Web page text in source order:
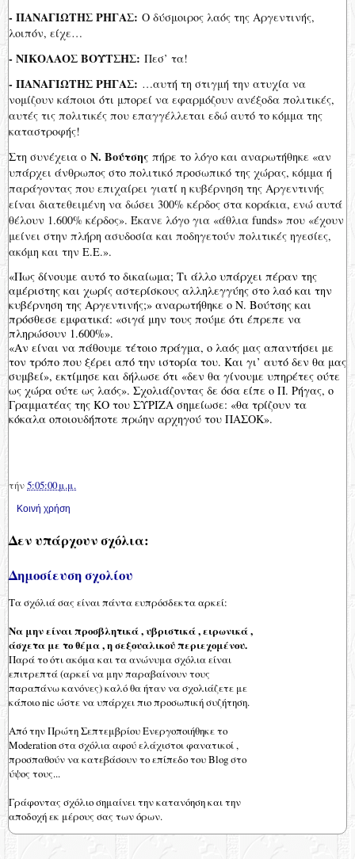
- ΠΑΝΑΓΙΩΤΗΣ ΡΗΓΑΣ: Ο δύσμοιρος λαός της Αργεντινής,
λοιπόν, είχε…
- ΝΙΚΟΛΑΟΣ ΒΟΥΤΣΗΣ: Πεσ’ τα!
- ΠΑΝΑΓΙΩΤΗΣ ΡΗΓΑΣ: …αυτή τη στιγμή την ατυχία να
νομίζουν κάποιοι ότι μπορεί να εφαρμόζουν ανέξοδα πολιτικές,
αυτές τις πολιτικές που επαγγέλλεται εδώ αυτό το κόμμα της
καταστροφής!
Στη συνέχεια ο Ν. Βούτσης πήρε το λόγο και αναρωτήθηκε «αν
υπάρχει άνθρωπος στο πολιτικό προσωπικό της χώρας, κόμμα ή
παράγοντας που επιχαίρει γιατί η κυβέρνηση της Αργεντινής
είναι διατεθειμένη να δώσει 300% κέρδος στα κοράκια, ενώ αυτά
θέλουν 1.600% κέρδος». Έκανε λόγο για «άθλια funds» που «έχουν
μείνει στην πλήρη ασυδοσία και ποδηγετούν πολιτικές ηγεσίες,
ακόμη και την Ε.Ε.».
«Πως δίνουμε αυτό το δικαίωμα; Τι άλλο υπάρχει πέραν της
αμέριστης και χωρίς αστερίσκους αλληλεγγύης στο λαό και την
κυβέρνηση της Αργεντινής;» αναρωτήθηκε ο Ν. Βούτσης και
πρόσθεσε εμφατικά: «σιγά μην τους πούμε ότι έπρεπε να
πληρώσουν 1.600%».
«Αν είναι να πάθουμε τέτοιο πράγμα, ο λαός μας απαντήσει με
τον τρόπο που ξέρει από την ιστορία του. Και γι’ αυτό δεν θα μας
συμβεί», εκτίμησε και δήλωσε ότι «δεν θα γίνουμε υπηρέτες ούτε
ως χώρα ούτε ως λαός». Σχολιάζοντας δε όσα είπε ο Π. Ρήγας, ο
Γραμματέας της ΚΟ του ΣΥΡΙΖΑ σημείωσε: «θα τρίζουν τα
κόκαλα οποιουδήποτε πρώην αρχηγού του ΠΑΣΟΚ».
τήν5:05:00 μ.μ.
Κοινή χρήση
Δεν υπάρχουν σχόλια:
Δημοσίευση σχολίου
Τα σχόλιά σας είναι πάντα ευπρόσδεκτα αρκεί:
Να μην είναι προσβλητικά , υβριστικά , ειρωνικά ,
άσχετα με το θέμα , η σεξουαλικού περιεχομένου.
Παρά το ότι ακόμα και τα ανώνυμα σχόλια είναι
επιτρεπτά (αρκεί να μην παραβαίνουν τους
παραπάνω κανόνες) καλό θα ήταν να σχολιάζετε με
κάποιο nic ώστε να υπάρχει πιο προσωπική συζήτηση.
Από την Πρώτη Σεπτεμβρίου Ενεργοποιήθηκε το
Moderation στα σχόλια αφού ελάχιστοι φανατικοί ,
προσπαθούν να κατεβάσουν το επίπεδο του Blog στο
ύψος τους...
Γράφοντας σχόλιο σημαίνει την κατανόηση και την
αποδοχή εκ μέρους σας των όρων.